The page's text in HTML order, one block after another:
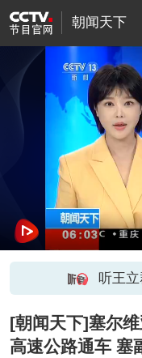
朝闻天下
听王
[朝闻天下]塞尔
高速公路通车 塞